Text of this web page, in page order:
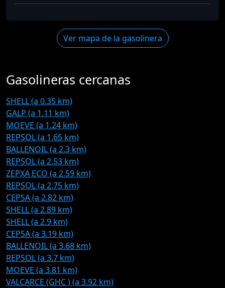
Ver mapa de la gasolinera
Gasolineras cercanas
SHELL (a 0.35 km)
GALP (a 1.11 km)
MOEVE (a 1.24 km)
REPSOL (a 1.65 km)
BALLENOIL (a 2.3 km)
REPSOL (a 2.53 km)
ZEPXA ECO (a 2.59 km)
REPSOL (a 2.75 km)
CEPSA (a 2.82 km)
SHELL (a 2.89 km)
SHELL (a 2.9 km)
CEPSA (a 3.19 km)
BALLENOIL (a 3.68 km)
REPSOL (a 3.7 km)
MOEVE (a 3.81 km)
VALCARCE (GHC ) (a 3.92 km)